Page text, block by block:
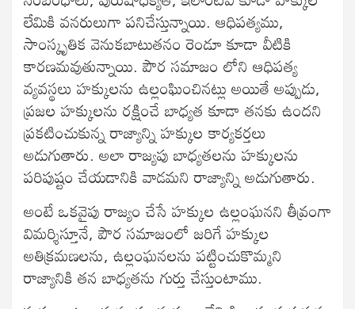
లేమికి వనరులుగా పనిచేస్తున్నాయి. ఆధిపత్యము,
సాంస్కృతిక వెనుకబాటుతనం రెండూ కూడా వీటికి
కారణమవుతున్నాయి. పౌర సమాజం లోని ఆధిపత్య
వ్యవస్థలు హక్కులను ఉల్లంఘించినట్లు అయితే అప్పుడు,
ప్రజల హక్కులను రక్షించే బాధ్యత కూడా తనకు ఉందని
ప్రకటించుకున్న రాజ్యాన్ని హక్కుల కార్యకర్తలు
అడుగుతారు. అలా రాజ్యపు బాధ్యతలను హక్కులను
పరిపుష్టం చేయడానికి వాడమని రాజ్యాన్ని అడుగుతారు.
అంటే ఒకవైపు రాజ్యం చేసే హక్కుల ఉల్లంఘనని తీవ్రంగా
విమర్శిస్తూనే, పౌర సమాజంలో జరిగే హక్కుల
అతిక్రమణలను, ఉల్లంఘనలను పట్టించుకొమ్మని
రాజ్యానికి తన బాధ్యతను గుర్తు చేస్తుంటాము.